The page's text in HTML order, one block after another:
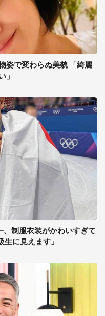
姿で変わらぬ美貌 「綺麗
」
、制服衣装がかわいすぎて
に見えます」